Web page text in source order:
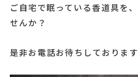
ご自宅で眠っている香道具を
せんか？
是非お電話お待ちしておりま